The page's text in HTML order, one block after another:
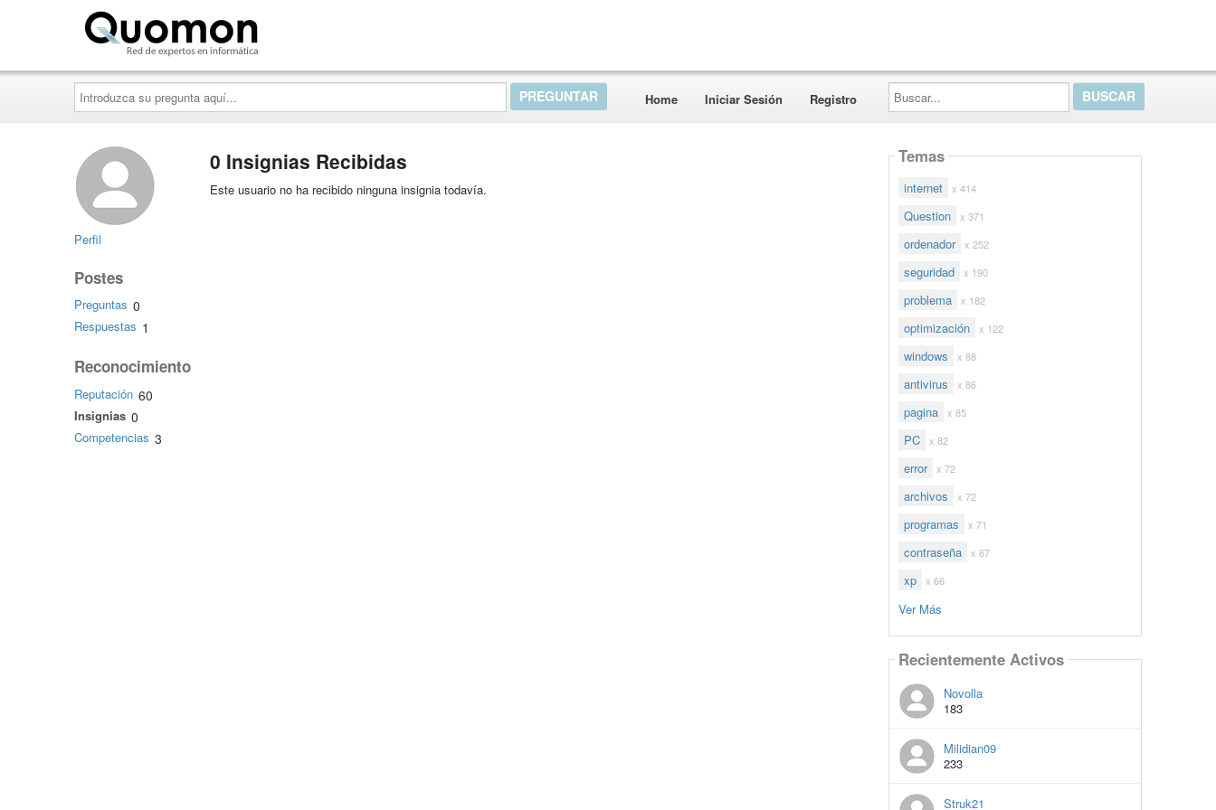
Introduzca
su
pregunta
aquí...
Home Iniciar Sesión Registro
Buscar...
Perfil
Postes
Preguntas 0
Respuestas 1
Reconocimiento
Reputación 60
Insignias 0
Competencias 3
0 Insignias Recibidas
Este usuario no ha recibido ninguna insignia todavía.
Temas
internet x 414
Question x 371
ordenador x 252
seguridad x 190
problema x 182
optimización x 122
windows x 88
antivirus x 86
pagina x 85
PC x 82
error x 72
archivos x 72
programas x 71
contraseña x 67
xp x 66
Ver Más
Recientemente Activos
Novolla
183
Milidian09
233
Struk21